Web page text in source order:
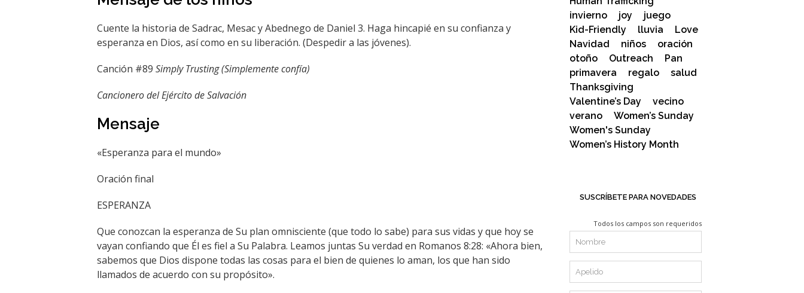
Cuente la historia de Sadrac, Mesac y Abednego de Daniel 3. Haga hincapié en su confianza y
esperanza en Dios, así como en su liberación. (Despedir a las jóvenes).
Canción #89 Simply Trusting (Simplemente confía)
Cancionero del Ejército de Salvación
Mensaje
«Esperanza para el mundo»
Oración final
ESPERANZA
Que conozcan la esperanza de Su plan omnisciente (que todo lo sabe) para sus vidas y que hoy se
vayan confiando que Él es fiel a Su Palabra. Leamos juntas Su verdad en Romanos 8:28: «Ahora bien,
sabemos que Dios dispone todas las cosas para el bien de quienes lo aman, los que han sido
llamados de acuerdo con su propósito».
invierno
joy
juego
Kid-Friendly
lluvia
Love
Navidad
niños
oración
otoño
Outreach
Pan
primavera
regalo
salud
Thanksgiving
Valentine’s Day
vecino
verano
Women’s Sunday
Women's Sunday
Women’s History Month
SUSCRÍBETE PARA NOVEDADES
Todos los campos son requeridos